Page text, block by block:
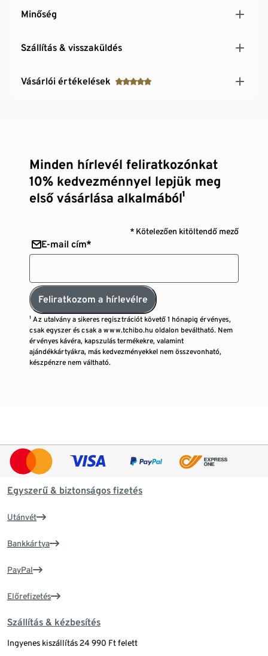
Minőség
Szállítás & visszaküldés
Vásárlói értékelések
Minden hírlevél feliratkozónkat
10% kedvezménnyel lepjük meg
első vásárlása alkalmából¹
* Kötelezően kitöltendő mező
E-mail cím*
Feliratkozom a hírlevélre
¹ Az utalvány a sikeres regisztrációt követő 1 hónapig érvényes,
csak egyszer és csak a www.tchibo.hu oldalon beváltható. Nem
érvényes kávéra, kapszulás termékekre, valamint
ajándékkártyákra, más kedvezményekkel nem összevonható,
készpénzre nem váltható.
Egyszerű & biztonságos fizetés
Utánvét
Bankkártya
PayPal
Előrefizetés
Szállítás & kézbesítés
Ingyenes kiszállítás 24 990 Ft felett